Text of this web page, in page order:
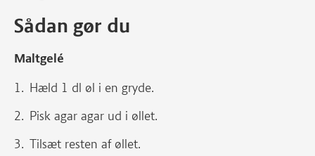
Sådan gør du
Maltgelé
Hæld 1 dl øl i en gryde.
Pisk agar agar ud i øllet.
Tilsæt resten af øllet.